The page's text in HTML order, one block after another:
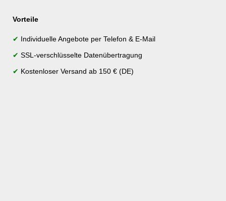
Vorteile
✔ Individuelle Angebote per Telefon & E-Mail
✔ SSL-verschlüsselte Datenübertragung
✔ Kostenloser Versand ab 150 € (DE)